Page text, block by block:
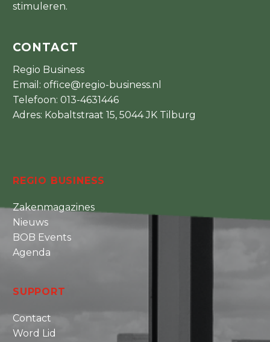
stimuleren.
CONTACT
Regio Business
Email: office@regio-business.nl
Telefoon: 013-4631446
Adres: Kobaltstraat 15, 5044 JK Tilburg
REGIO BUSINESS
Zakenmagazines
Nieuws
BOB Events
Agenda
SUPPORT
Contact
Word Lid